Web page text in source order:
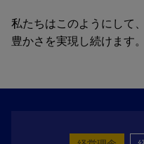
私たちはこのようにして
豊かさを実現し続けます。